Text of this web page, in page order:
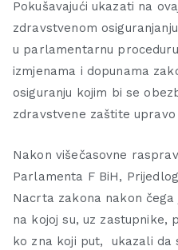
Pokušavajući ukazati na
zdravstvenom
u parlamentarnu
izmjenama i dopunama
osiguranju kojim bi se
zdravstvene zaštite upravo
Nakon višečasovne
Parlamenta F BiH,
Nacrta zakona nakon
na kojoj su, uz zastupnike,
ko zna koji put, ukazali da